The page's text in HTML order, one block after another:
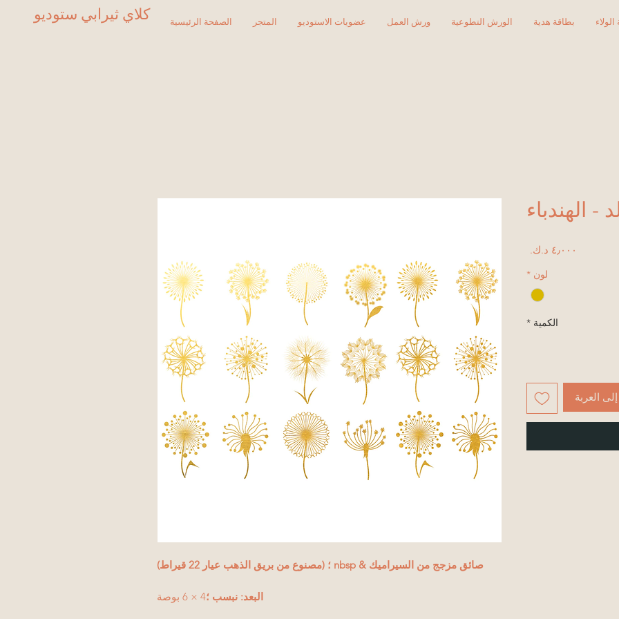
كلاي ثيرابي ستوديو الصفحة الرئيسية المتجر عضويات الاستوديو ورش العمل الورش التطوعية بطاقة هدية
صائق مزجج من السيراميك & nbsp ؛ ( مصنوع من بريق الذهب عيار 22 قيراط)
البعد: نبسب ؛4 × 6 بوصة
- الهندباء
لون *
الكمية *
العربة